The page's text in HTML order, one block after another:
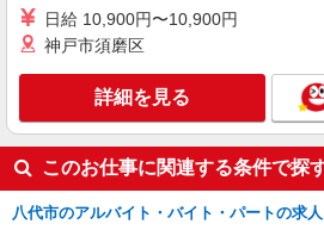
日給 10,900円〜10,900円
神戸市須磨区
詳細を見る
このお仕事に関連する条件で探
八代市のアルバイト・バイト・パートの求